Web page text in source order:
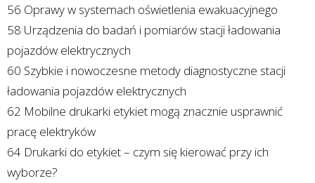
56 Oprawy w systemach oświetlenia ewakuacyjnego
58 Urządzenia do badań i pomiarów stacji ładowania
pojazdów elektrycznych
60 Szybkie i nowoczesne metody diagnostyczne stacji
ładowania pojazdów elektrycznych
62 Mobilne drukarki etykiet mogą znacznie usprawnić
pracę elektryków
64 Drukarki do etykiet – czym się kierować przy ich
wyborze?